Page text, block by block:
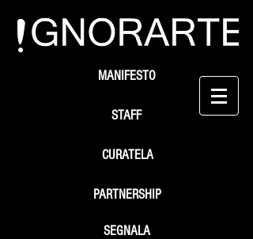
STAFF
SEGNALA
MANIFESTO
PARTNERSHIP
CURATELA